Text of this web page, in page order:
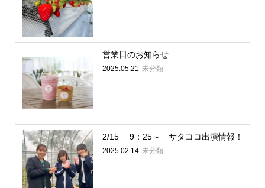
営業日のお知らせ
2025.05.21 未分類
2/15 9：25～ サタココ出演情報！
2025.02.14 未分類